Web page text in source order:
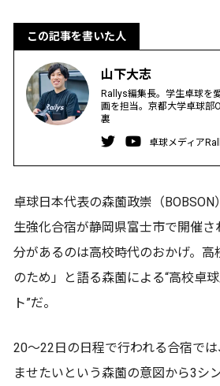
この記事を書いた人
山下大志
Rallys編集長。学生卓球を
画を担当。京都大学卓球部
裏
卓球メディア
卓球日本代表の森薗政崇（
生強化合宿が静岡県富士市で開催さ
分があるのは高校時代のおかげ。高
のため」と語る森薗による“高校卓
ト”だ。
20～22日の日程で行われる合宿で
ませたいという森薗の意図から3シ